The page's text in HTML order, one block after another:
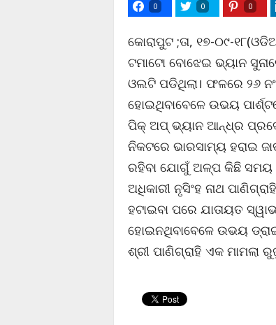
0 0 0
କୋରାପୁଟ ;ତା, ୧୭-୦୯-
ଟମାଟୋ ବୋଝେଇ ଭ୍ୟାନ
ଓଲଟି ପଡିଥିଲା। ଫଳରେ ୨୬ ନଂ
ହୋଇଥିବାବେଳେ ଉଭୟ
ପିକ୍ ଅପ୍ ଭ୍ୟାନ ଆନ୍ଧ୍ର
ନିକଟରେ ଭାରସାମ୍ୟ ହରାଇ
ରହିବା ଯୋଗୁଁ ଅଳ୍ପ କିଛି ସମୟ
ଅଧିକାରୀ ନୃସିଂହ ନାଥ
ହଟାଇବା ପରେ ଯାତାୟତ
ହୋଇନଥିବାବେଳେ ଉଭୟ
ଶ୍ରୀ ପାଣିଗ୍ରାହି ଏକ ମାମଲା